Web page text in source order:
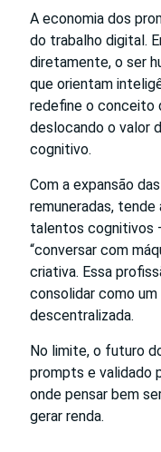
A economia dos
do trabalho digital.
diretamente, o ser
que orientam
redefine o conceito
deslocando o valor
cognitivo.
Com a expansão
remuneradas,
talentos cognitivos
“conversar com
criativa. Essa
consolidar como
descentralizada.
No limite, o futuro
prompts e validado
onde pensar bem
gerar renda.